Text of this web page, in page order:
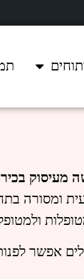
ומסורה
אפשר